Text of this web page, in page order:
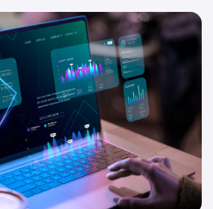
negócio. Em um
vez mais digital, pequenas
descobrindo que
personalizados
substanciais, desde
da marca até
com os clientes.